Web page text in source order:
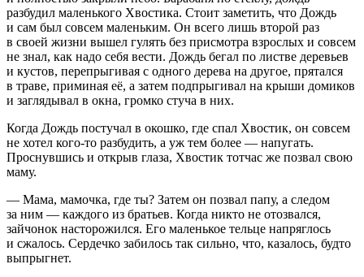
разбудил маленького Хвостика. Стоит заметить, что Дождь
и сам был совсем маленьким. Он всего лишь второй раз
в своей жизни вышел гулять без присмотра взрослых и совсем
не знал, как надо себя вести. Дождь бегал по листве деревьев
и кустов, перепрыгивая с одного дерева на другое, прятался
в траве, приминая её, а затем подпрыгивал на крыши домиков
и заглядывал в окна, громко стуча в них.
Когда Дождь постучал в окошко, где спал Хвостик, он совсем
не хотел кого-то разбудить, а уж тем более — напугать.
Проснувшись и открыв глаза, Хвостик тотчас же позвал свою
маму.
— Мама, мамочка, где ты? Затем он позвал папу, а следом
за ним — каждого из братьев. Когда никто не отозвался,
зайчонок насторожился. Его маленькое тельце напряглось
и сжалось. Сердечко забилось так сильно, что, казалось, будто
выпрыгнет.